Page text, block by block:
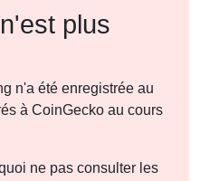
plus
n'a été enregistrée au
à CoinGecko au cours
ne pas consulter les